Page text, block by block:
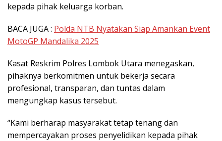
kepada pihak keluarga korban.
BACA JUGA : Polda NTB Nyatakan Siap Amankan Event
MotoGP Mandalika 2025
Kasat Reskrim Polres Lombok Utara menegaskan,
pihaknya berkomitmen untuk bekerja secara
profesional, transparan, dan tuntas dalam
mengungkap kasus tersebut.
“Kami berharap masyarakat tetap tenang dan
mempercayakan proses penyelidikan kepada pihak